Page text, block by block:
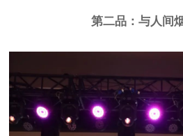
第二品：与人间